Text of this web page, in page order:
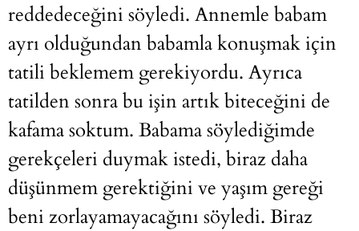
reddedeceğini söyledi. Annemle babam
ayrı olduğundan babamla konuşmak için
tatili beklemem gerekiyordu. Ayrıca
tatilden sonra bu işin artık biteceğini de
kafama soktum. Babama söylediğimde
gerekçeleri duymak istedi, biraz daha
düşünmem gerektiğini ve yaşım gereği
beni zorlayamayacağını söyledi. Biraz